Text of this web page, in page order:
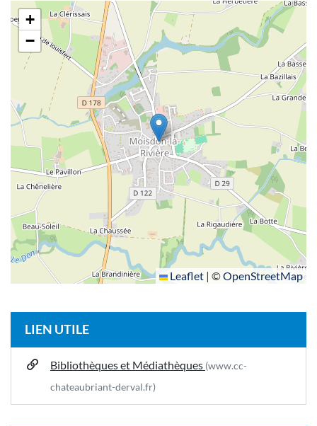
+
−
Leaflet | ©OpenStreetMap
LIEN UTILE
Bibliothèques et Médiathèques (www.cc-
chateaubriant-derval.fr)